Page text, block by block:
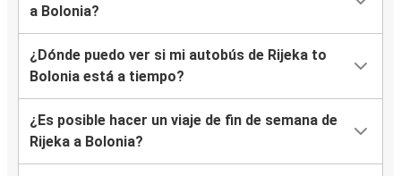
a Bolonia?
¿Dónde puedo ver si mi autobús de Rijeka to
Bolonia está a tiempo?
¿Es posible hacer un viaje de fin de semana de
Rijeka a Bolonia?